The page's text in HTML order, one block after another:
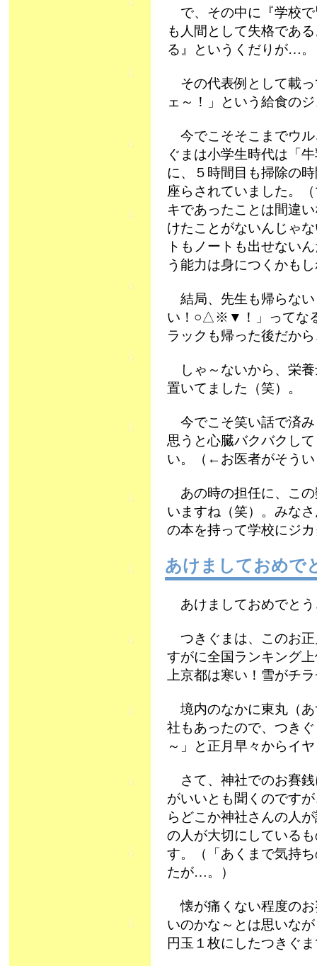
で、その中に『学校で
も人間として失格であ
る』というくだりが…。
その代表例として載っ
ェ～！」という給食の
今でこそそこまでウル
ぐまは小学生時代は「
に、５時間目も掃除の
座らされていました。
キであったことは間違
けたことがないんじゃ
トもノートも出せない
う能力は身につくかも
結局、先生も帰らない
い！○△※▼！」ってな
ラックも帰った後だか
しゃ～ないから、栄養
置いてました（笑）。
今でこそ笑い話で済
思うと心臓バクバクし
い。（←お医者がそう
あの時の担任に、この
いますね（笑）。みな
の本を持って学校にジ
あけましておめで
あけましておめでとう
つきぐまは、このお正
すがに全国ランキング
上京都は寒い！雪がチ
境内のなかに東丸（あ
社もあったので、つき
～」と正月早々からイ
さて、神社でのお賽銭
がいいとも聞くのです
らどこか神社さんの人
の人が大切にしている
す。（「あくまで気持
たが…。）
懐が痛くない程度のお
いのかな～とは思いな
円玉１枚にしたつきぐ